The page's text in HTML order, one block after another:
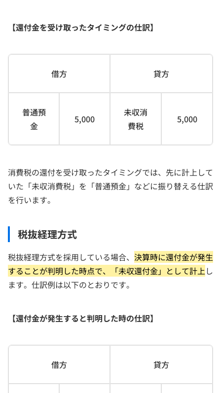
【還付金を受け取ったタイミングの仕訳】
借方 貸方
普通預
金
5,000
未収消
費税
5,000
消費税の還付を受け取ったタイミングでは、先に計上して
いた「未収消費税」を「普通預金」などに振り替える仕訳
を行います。
税抜経理方式
税抜経理方式を採用している場合、 決算時に還付金が発生
することが判明した時点で、「未収還付金」として計上し
ます。仕訳例は以下のとおりです。
【還付金が発生すると判明した時の仕訳】
借方 貸方